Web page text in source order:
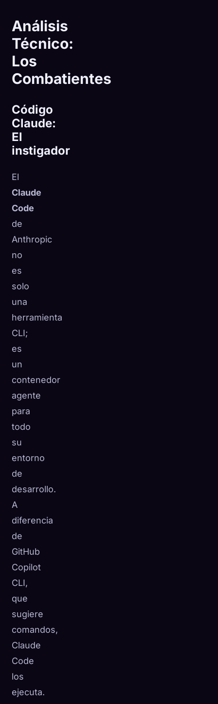
Análisis
Técnico:
Los
Combatientes
Código
Claude:
El
instigador
El
Claude
Code
de
Anthropic
no
es
solo
una
herramienta
CLI;
es
un
contenedor
agente
para
todo
su
entorno
de
desarrollo.
A
diferencia
de
GitHub
Copilot
CLI,
que
sugiere
comandos,
Claude
Code
los
ejecuta.